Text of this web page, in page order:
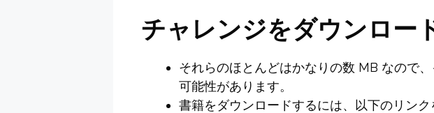
チャレンジをダウンロー
それらのほとんどはかなりの数 MB なので
可能性があります。
書籍をダウンロードするには、以下のリン